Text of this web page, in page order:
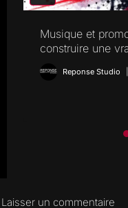
Musique et
construire une
Reponse Studio
Laisser un commentaire